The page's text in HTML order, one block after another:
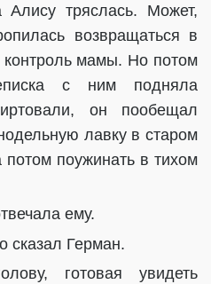
тряслась. Может,
возвращаться в
мамы. Но потом
с ним подняла
он пообещал
лавку в старом
потом поужинать в тихом
ему.
сказал Герман.
готовая увидеть